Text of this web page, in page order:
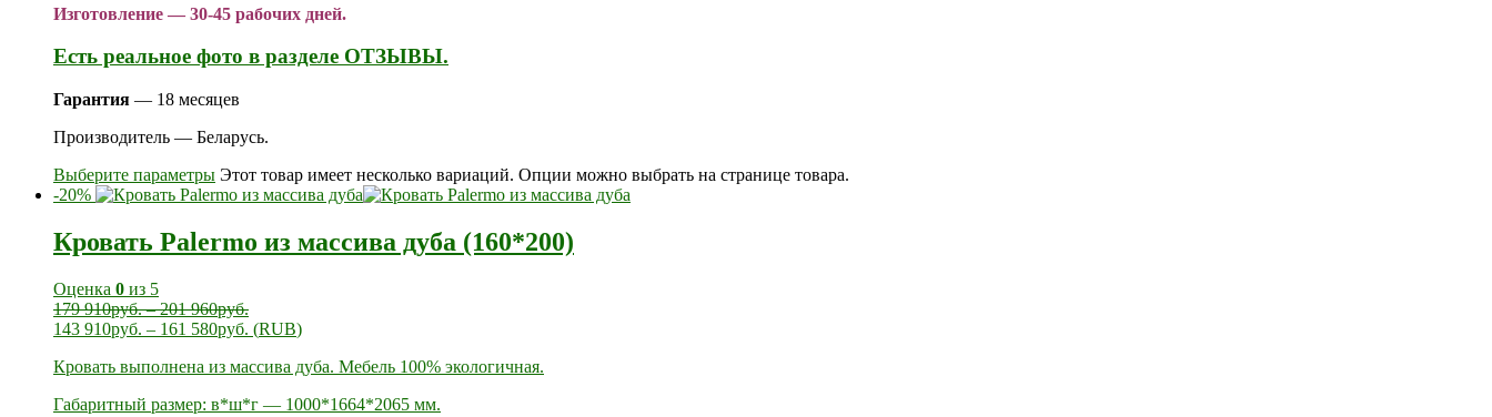
Изготовление — 30-45 рабочих дней.
Есть реальное фото в разделе ОТЗЫВЫ.
Гарантия — 18 месяцев
Производитель — Беларусь.
Выберите параметры Этот товар имеет несколько вариаций. Опции можно выбрать на странице товара.
-20%
Кровать Palermo из массива дуба (160*200)
Оценка 0 из 5
179 910руб.–201 960руб.
143 910руб. – 161 580руб. (RUB)
Кровать выполнена из массива дуба. Мебель 100% экологичная.
Габаритный размер: в*ш*г — 1000*1664*2065 мм.